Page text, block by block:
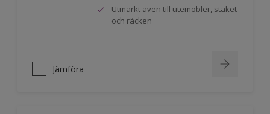
Utmärkt även till utemöbler, staket
och räcken
Jämföra